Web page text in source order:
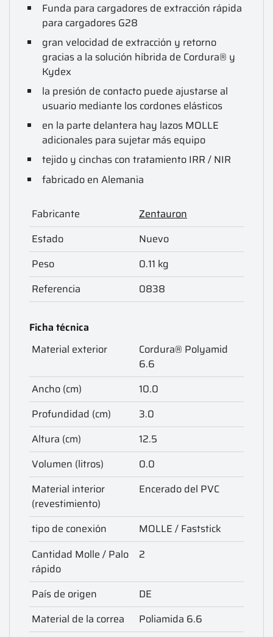
Funda para cargadores de extracción rápida
para cargadores G28
gran velocidad de extracción y retorno
gracias a la solución híbrida de Cordura® y
Kydex
la presión de contacto puede ajustarse al
usuario mediante los cordones elásticos
en la parte delantera hay lazos MOLLE
adicionales para sujetar más equipo
tejido y cinchas con tratamiento IRR / NIR
fabricado en Alemania
Fabricante
Zentauron
Estado
Nuevo
Peso
0.11 kg
Referencia
0838
Ficha técnica
Material exterior
Cordura® Polyamid
6.6
Ancho (cm)
10.0
Profundidad (cm)
3.0
Altura (cm)
12.5
Volumen (litros)
0.0
Material interior
(revestimiento)
Encerado del PVC
tipo de conexión
MOLLE / Faststick
Cantidad Molle / Palo
rápido
2
País de origen
DE
Material de la correa
Poliamida 6.6